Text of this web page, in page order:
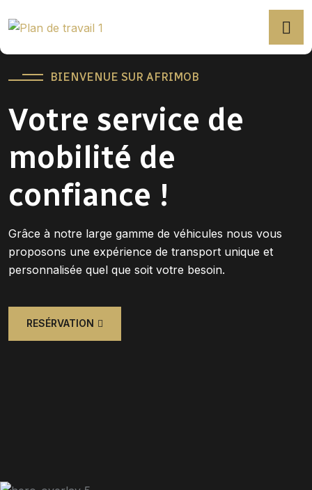
BIENVENUE SUR AFRIMOB
Votre service de
mobilité de
confiance !
Grâce à notre large gamme de véhicules nous vous
proposons une expérience de transport unique et
personnalisée quel que soit votre besoin.
RESÉRVATION